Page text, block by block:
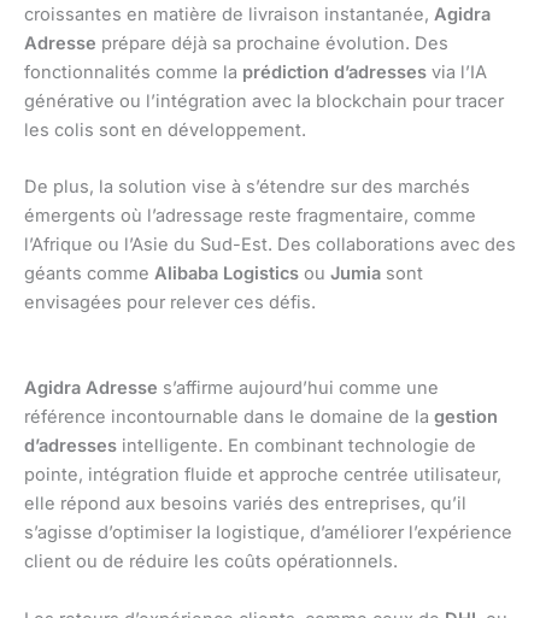
croissantes en matière de livraison instantanée, Agidra
Adresse prépare déjà sa prochaine évolution. Des
fonctionnalités comme la prédiction d’adresses via l’IA
générative ou l’intégration avec la blockchain pour tracer
les colis sont en développement.
De plus, la solution vise à s’étendre sur des marchés
émergents où l’adressage reste fragmentaire, comme
l’Afrique ou l’Asie du Sud-Est. Des collaborations avec des
géants comme Alibaba Logistics ou Jumia sont
envisagées pour relever ces défis.
Agidra Adresse s’affirme aujourd’hui comme une
référence incontournable dans le domaine de la gestion
d’adresses intelligente. En combinant technologie de
pointe, intégration fluide et approche centrée utilisateur,
elle répond aux besoins variés des entreprises, qu’il
s’agisse d’optimiser la logistique, d’améliorer l’expérience
client ou de réduire les coûts opérationnels.